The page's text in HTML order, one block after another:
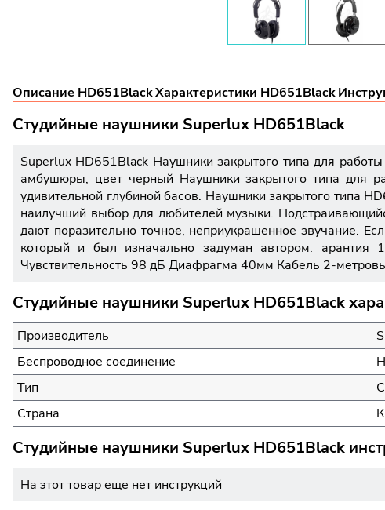
Описание HD651BlackХарактеристики HD651Black
Студийные наушники Superlux HD651Black
Superlux HD651Black Наушники закрытого типа для
амбушюры, цвет черный Наушники закрытого типа для
удивительной глубиной басов. Наушники закрытого типа
наилучший выбор для любителей музыки.
дают поразительно точное, неприукрашенное звучание.
который и был изначально задуман автором.
Чувствительность 98 дБ Диафрагма 40мм Кабель 2-
Студийные наушники Superlux HD651Black
Производитель
Беспроводное соединение
Тип
Страна
Студийные наушники Superlux HD651Black
На этот товар еще нет инструкций